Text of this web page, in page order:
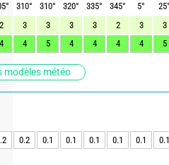
modèles météo
° 310° 310° 320° 335° 345° 5° 25
2
3 3 3 3 2 3
3
4
4 5 4 4 4 4 5
0.2 0.1 0.1 0.1 0.1 0.1 0.1